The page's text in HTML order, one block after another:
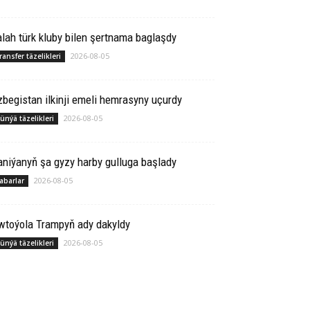
türk kluby bilen şertnama baglaşdy
täzelikleri 2026-08-05
ilkinji emeli hemrasyny uçurdy
täzelikleri 2026-08-05
şa gyzy harby gulluga başlady
2026-08-05
Trampyň ady dakyldy
täzelikleri 2026-08-05